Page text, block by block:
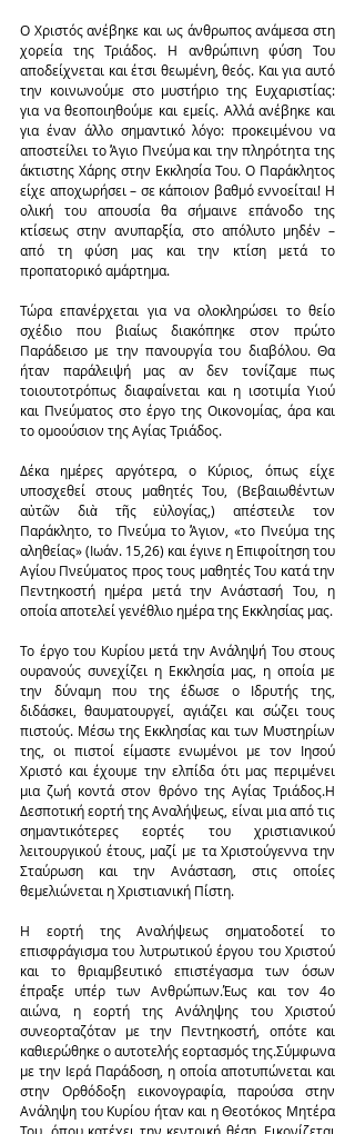
Ο Χριστός ανέβηκε και ως άνθρωπος ανάμεσα στη
χορεία της Τριάδος. Η ανθρώπινη φύση Του
αποδείχνεται και έτσι θεωμένη, θεός. Και για αυτό
την κοινωνούμε στο μυστήριο της Ευχαριστίας:
για να θεοποιηθούμε και εμείς. Αλλά ανέβηκε και
για έναν άλλο σημαντικό λόγο: προκειμένου να
αποστείλει το Άγιο Πνεύμα και την πληρότητα της
άκτιστης Χάρης στην Εκκλησία Του. Ο Παράκλητος
είχε αποχωρήσει – σε κάποιον βαθμό εννοείται! Η
ολική του απουσία θα σήμαινε επάνοδο της
κτίσεως στην ανυπαρξία, στο απόλυτο μηδέν –
από τη φύση μας και την κτίση μετά το
προπατορικό αμάρτημα.
Τώρα επανέρχεται για να ολοκληρώσει το θείο
σχέδιο που βιαίως διακόπηκε στον πρώτο
Παράδεισο με την πανουργία του διαβόλου. Θα
ήταν παράλειψή μας αν δεν τονίζαμε πως
τοιουτοτρόπως διαφαίνεται και η ισοτιμία Υιού
και Πνεύματος στο έργο της Οικονομίας, άρα και
το ομοούσιον της Αγίας Τριάδος.
Δέκα ημέρες αργότερα, ο Κύριος, όπως είχε
υποσχεθεί στους μαθητές Του, (Βεβαιωθέντων
αὐτῶν διὰ τῆς εὐλογίας,) απέστειλε τον
Παράκλητο, το Πνεύμα το Άγιον, «το Πνεύμα της
αληθείας» (Ιωάν. 15,26) και έγινε η Επιφοίτηση του
Αγίου Πνεύματος προς τους μαθητές Του κατά την
Πεντηκοστή ημέρα μετά την Ανάστασή Του, η
οποία αποτελεί γενέθλιο ημέρα της Εκκλησίας μας.
Το έργο του Κυρίου μετά την Ανάληψή Του στους
ουρανούς συνεχίζει η Εκκλησία μας, η οποία με
την δύναμη που της έδωσε ο Ιδρυτής της,
διδάσκει, θαυματουργεί, αγιάζει και σώζει τους
πιστούς. Μέσω της Εκκλησίας και των Μυστηρίων
της, οι πιστοί είμαστε ενωμένοι με τον Ιησού
Χριστό και έχουμε την ελπίδα ότι μας περιμένει
μια ζωή κοντά στον θρόνο της Αγίας Τριάδος.Η
Δεσποτική εορτή της Αναλήψεως, είναι μια από τις
σημαντικότερες εορτές του χριστιανικού
λειτουργικού έτους, μαζί με τα Χριστούγεννα την
Σταύρωση και την Ανάσταση, στις οποίες
θεμελιώνεται η Χριστιανική Πίστη.
Η εορτή της Αναλήψεως σηματοδοτεί το
επισφράγισμα του λυτρωτικού έργου του Χριστού
και το θριαμβευτικό επιστέγασμα των όσων
έπραξε υπέρ των Ανθρώπων.Έως και τον 4ο
αιώνα, η εορτή της Ανάληψης του Χριστού
συνεορταζόταν με την Πεντηκοστή, οπότε και
καθιερώθηκε ο αυτοτελής εορτασμός της.Σύμφωνα
με την Ιερά Παράδοση, η οποία αποτυπώνεται και
στην Ορθόδοξη εικονογραφία, παρούσα στην
Ανάληψη του Κυρίου ήταν και η Θεοτόκος Μητέρα